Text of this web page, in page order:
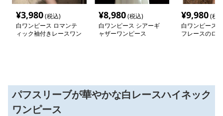
¥3,980(税込)
白ワンピース ロマンテ
ィック袖付きレースワン
¥8,980(税込)
白ワンピース シアーギ
ャザーワンピース
¥9,980(税
白ワンピース
フレースのロ
パフスリーブが華やかな白レースハイネック
ワンピース